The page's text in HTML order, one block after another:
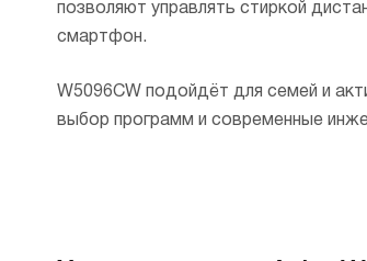
позволяют управлять стиркой
смартфон.
W5096CW подойдёт для семей и
выбор программ и современные